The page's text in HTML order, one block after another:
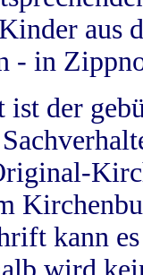
aus
- in
ist der
kann